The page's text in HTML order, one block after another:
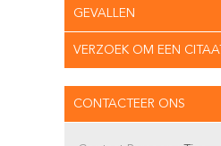
GEVALLEN
VERZOEK OM EEN CITAAT
CONTACTEER ONS